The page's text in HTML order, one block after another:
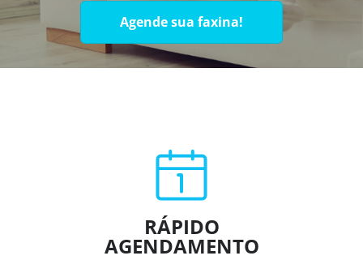
Agende sua faxina!
RÁPIDO
AGENDAMENTO